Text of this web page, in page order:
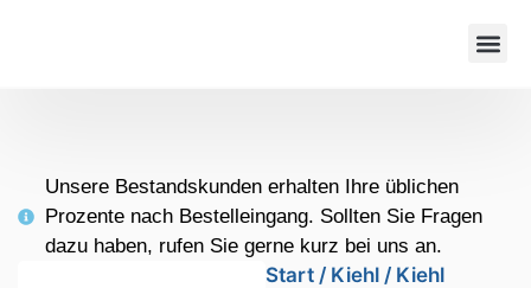
Unsere Bestandskunden erhalten Ihre üblichen
Prozente nach Bestelleingang. Sollten Sie Fragen
dazu haben, rufen Sie gerne kurz bei uns an.
Start / Kiehl / Kiehl